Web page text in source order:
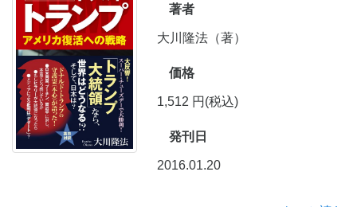
著者
大川隆法（著）
価格
1,512 円(税込)
発刊日
2016.01.20